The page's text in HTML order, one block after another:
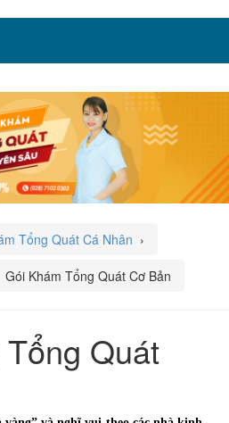
GIỚI THIỆU
VỤ
GÓI KHÁM
LIÊN HỆ
KHÁM
Tổng Quát Cá Nhân ›
Gói Khám Tổng Quát Cơ Bản
Quát